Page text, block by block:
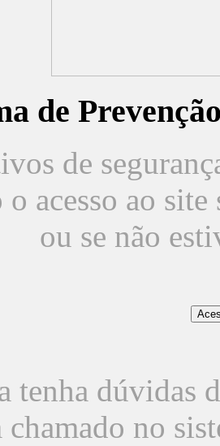
de
de
o acesso ao
ou se não
tenha dúvidas
chamado no